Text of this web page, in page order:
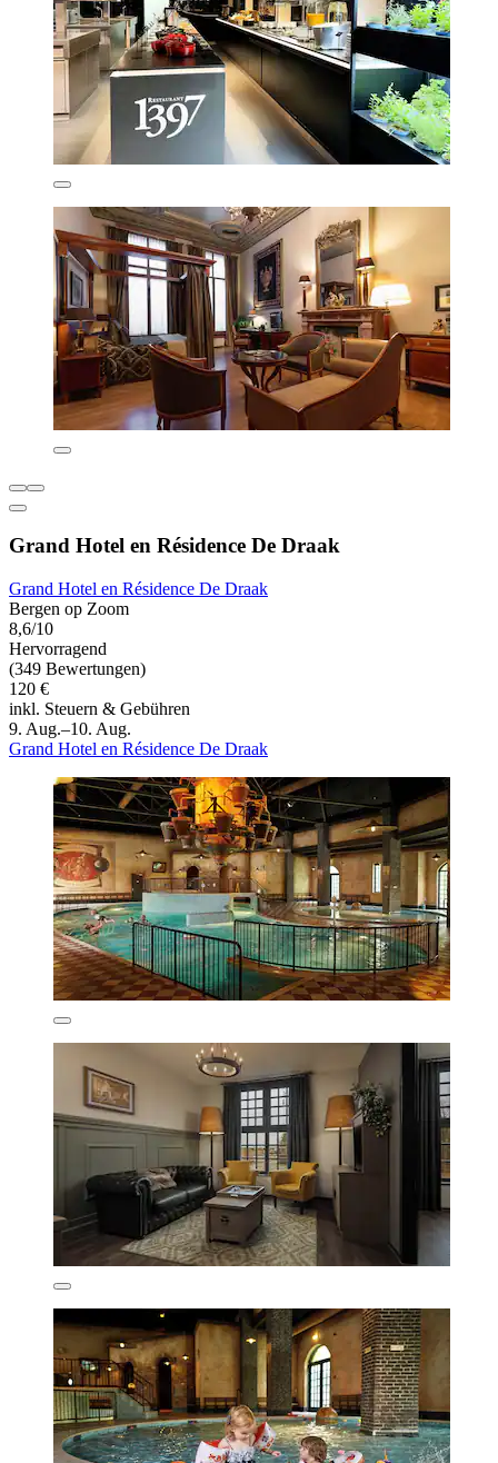
Grand Hotel en Résidence De Draak
Grand Hotel en Résidence De Draak
Bergen op Zoom
8,6/10
Hervorragend
(349 Bewertungen)
120 €
inkl. Steuern & Gebühren
9. Aug.–10. Aug.
Grand Hotel en Résidence De Draak